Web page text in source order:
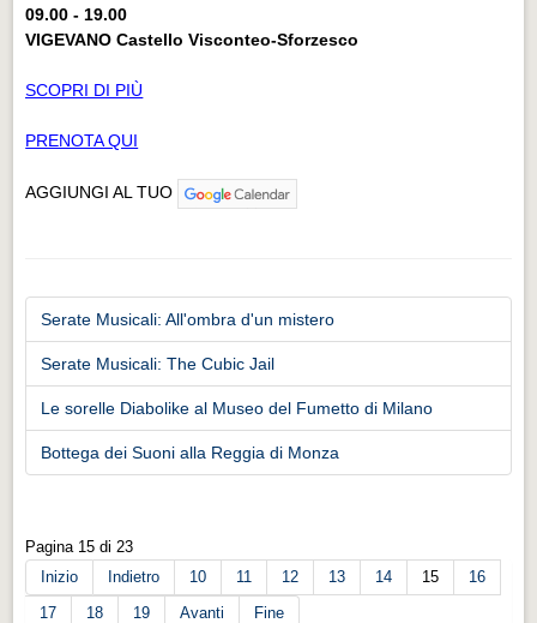
09.00 - 19.00
VIGEVANO Castello Visconteo-Sforzesco
SCOPRI DI PIÙ
PRENOTA QUI
AGGIUNGI AL TUO
Serate Musicali: All'ombra d'un mistero
Serate Musicali: The Cubic Jail
Le sorelle Diabolike al Museo del Fumetto di Milano
Bottega dei Suoni alla Reggia di Monza
Pagina 15 di 23
Inizio
Indietro 10 11 12 13 14 15
16
17
18 19 Avanti Fine